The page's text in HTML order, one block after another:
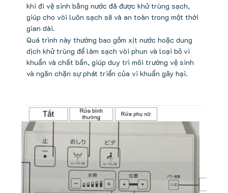
khi đi vệ sinh bằng nước đã được khử trùng sạch,
giúp cho vòi luôn sạch sẽ và an toàn trong một thời
gian dài.
Quá trình này thường bao gồm xịt nước hoặc dung
dịch khử trùng để làm sạch vòi phun và loại bỏ vi
khuẩn và chất bẩn, giúp duy trì môi trường vệ sinh
và ngăn chặn sự phát triển của vi khuẩn gây hại.